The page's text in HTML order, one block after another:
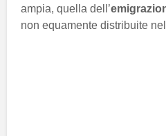
ampia, quella dell’
non equamente distribuite